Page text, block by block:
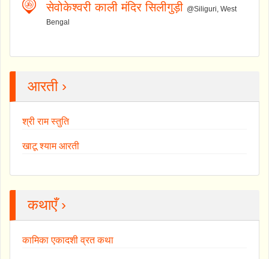
सेवोकेश्वरी काली मंदिर सिलीगुड़ी @Siliguri, West
Bengal
आरती ›
श्री राम स्तुति
खाटू श्याम आरती
कथाएँ ›
कामिका एकादशी व्रत कथा